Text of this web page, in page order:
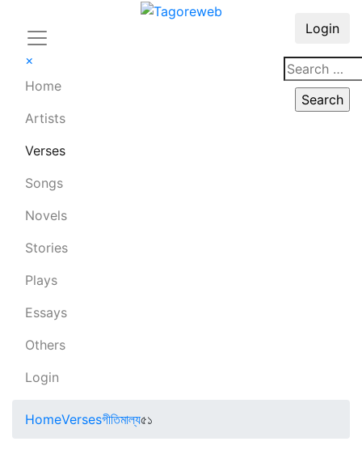
×
Home
Artists
Verses
Songs
Novels
Stories
Plays
Essays
Others
Login
Login
HomeVersesগীতিমাল্য৫১